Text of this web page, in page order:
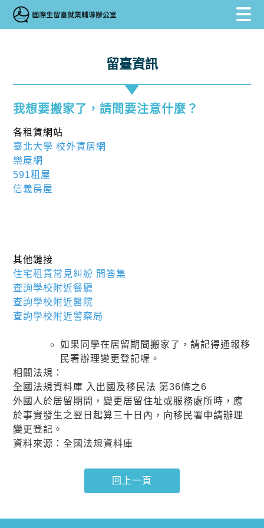
留臺資訊
我想要搬家了，請問要注意什麼？
各租賃網站
臺北大學 校外賃居網
樂屋網
591租屋
信義房屋
其他鏈接
住宅租賃常見糾紛 問答集
查詢學校附近餐廳
查詢學校附近醫院
查詢學校附近警察局
如果同學在居留期間搬家了，請記得通報移
民署辦理變更登記喔。
相關法規：
全國法規資料庫 入出國及移民法 第36條之6
外國人於居留期間，變更居留住址或服務處所時，應
於事實發生之翌日起算三十日內，向移民署申請辦理
變更登記。
資料來源：全國法規資料庫